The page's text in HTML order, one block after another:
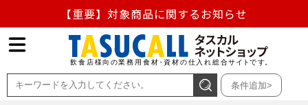
【重要】熊本地震の影響による商品出荷停止のお知らせ
熊本県熊本地方を震源とする地震の影響によるお荷物のお
届け遅延について
お盆の営業について
条件追加>